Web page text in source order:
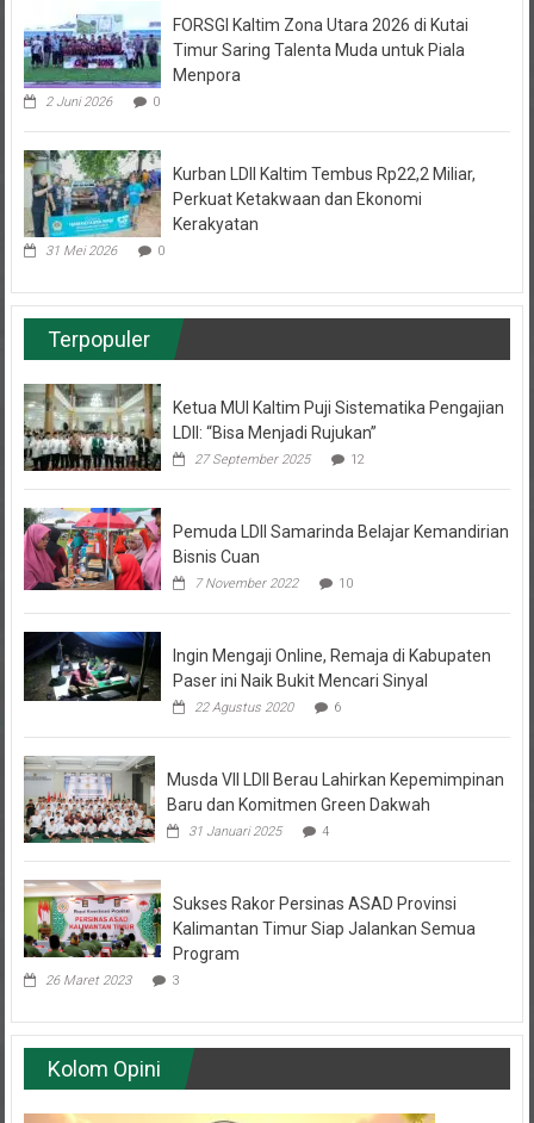
Timur Saring Talenta Muda untuk Piala
Menpora
2 Juni 2026 0
Perkuat Ketakwaan dan Ekonomi
Kerakyatan
31 Mei 2026 0
Terpopuler
LDII: “Bisa Menjadi Rujukan”
27 September 2025 12
Bisnis Cuan
7 November 2022
Paser ini Naik Bukit Mencari Sinyal
22 Agustus 2020 6
Baru dan Komitmen Green Dakwah
31 Januari 2025 4
Kalimantan Timur Siap Jalankan Semua
Program
26 Maret 2023 3
Kolom Opini